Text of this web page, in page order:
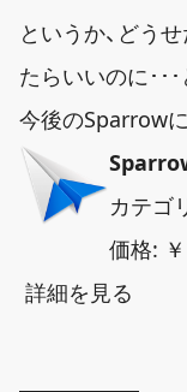
というか、どう
たらいいのに･･
今後のSparrow
カテゴ
価格:
詳細を見る